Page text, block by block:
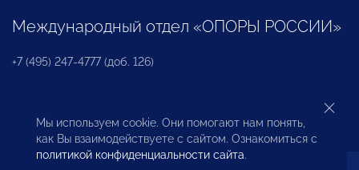
Международный отдел «ОПОРЫ РОССИИ»
+7 (495) 247-4777 (доб. 126)
Бюро по защите прав предпринимателей и
инвесторов
Мы используем cookie. Они помогают нам понять,
как Вы взаимодействуете с сайтом. Ознакомиться с
политикой конфиденциальности сайта.